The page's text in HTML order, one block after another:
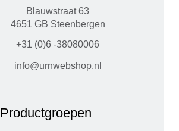
Blauwstraat 63
4651 GB Steenbergen
+31 (0)6 -38080006
info@urnwebshop.nl
Productgroepen